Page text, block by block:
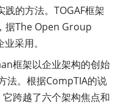
的方法。TOGAF框架
据The Open Group
采用。
框架以企业架构的创始
法。根据CompTIA的说
跨越了六个架构焦点和